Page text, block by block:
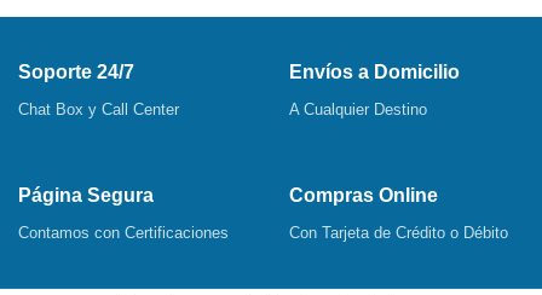
Soporte 24/7
Chat Box y Call Center
Envíos a Domicilio
A Cualquier Destino
Página Segura
Contamos con Certificaciones
Compras Online
Con Tarjeta de Crédito o Débito